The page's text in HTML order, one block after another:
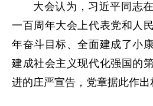
大会认为，习近平同志
一百周年大会上代表党和人
年奋斗目标、全面建成了小
建成社会主义现代化强国的
进的庄严宣告，党章据此作出